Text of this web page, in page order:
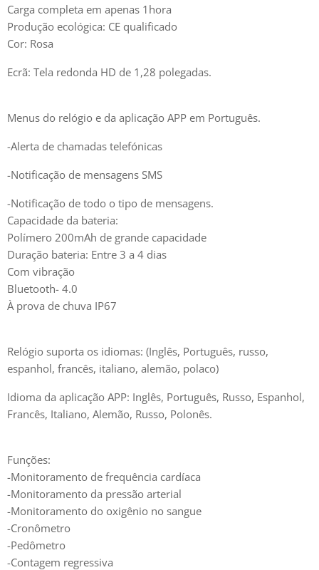
Carga completa em apenas 1hora
Produção ecológica: CE qualificado
Cor: Rosa
Ecrã: Tela redonda HD de 1,28 polegadas.
Menus do relógio e da aplicação APP em Português.
-Alerta de chamadas telefónicas
-Notificação de mensagens SMS
-Notificação de todo o tipo de mensagens.
Capacidade da bateria:
Polímero 200mAh de grande capacidade
Duração bateria: Entre 3 a 4 dias
Com vibração
Bluetooth- 4.0
À prova de chuva IP67
Relógio suporta os idiomas: (Inglês, Português, russo,
espanhol, francês, italiano, alemão, polaco)
Idioma da aplicação APP: Inglês, Português, Russo, Espanhol,
Francês, Italiano, Alemão, Russo, Polonês.
Funções:
-Monitoramento de frequência cardíaca
-Monitoramento da pressão arterial
-Monitoramento do oxigênio no sangue
-Cronômetro
-Pedômetro
-Contagem regressiva